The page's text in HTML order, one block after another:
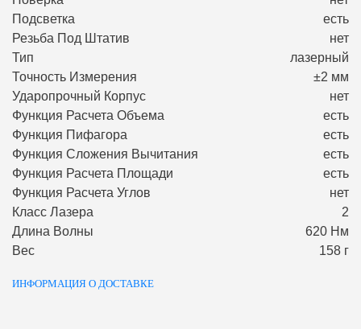
Подсветка
есть
Резьба Под Штатив
нет
Тип
лазерный
Точность Измерения
±2 мм
Ударопрочный Корпус
нет
Функция Расчета Объема
есть
Функция Пифагора
есть
Функция Сложения Вычитания
есть
Функция Расчета Площади
есть
Функция Расчета Углов
нет
Класс Лазера
2
Длина Волны
620 Нм
Вес
158 г
ИНФОРМАЦИЯ О ДОСТАВКЕ